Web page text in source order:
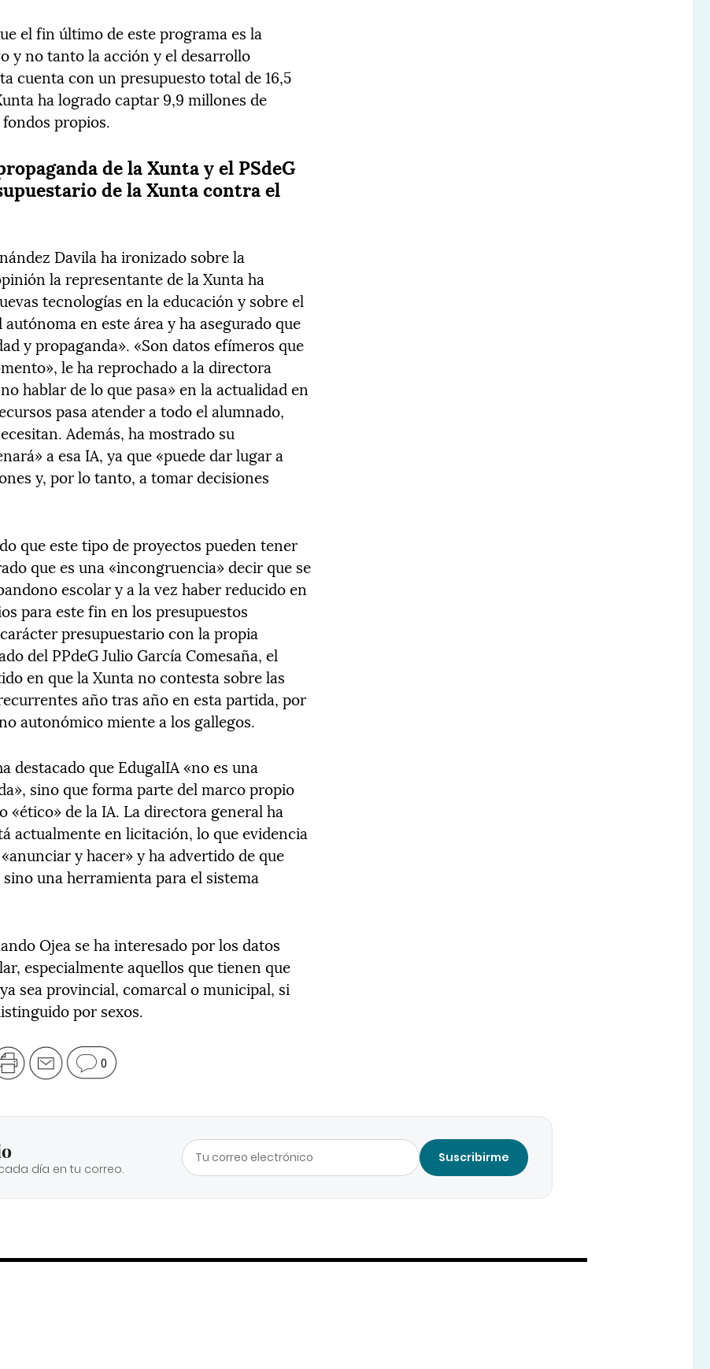
el fin último de este programa es la
y no tanto la acción y el desarrollo
cuenta con un presupuesto total de 16,5
ha logrado captar 9,9 millones de
propios.
de la Xunta y el PSdeG
de la Xunta contra el
Davila ha ironizado sobre la
la representante de la Xunta ha
tecnologías en la educación y sobre el
en este área y ha asegurado que
y propaganda». «Son datos efímeros que
le ha reprochado a la directora
hablar de lo que pasa» en la actualidad en
pasa atender a todo el alumnado,
Además, ha mostrado su
a esa IA, ya que «puede dar lugar a
y, por lo tanto, a tomar decisiones
que este tipo de proyectos pueden tener
que es una «incongruencia» decir que se
escolar y a la vez haber reducido en
para este fin en los presupuestos
presupuestario con la propia
del PPdeG Julio García Comesaña, el
en que la Xunta no contesta sobre las
año tras año en esta partida, por
autonómico miente a los gallegos.
destacado que EdugalIA «no es una
sino que forma parte del marco propio
«ético» de la IA. La directora general ha
actualmente en licitación, lo que evidencia
y hacer» y ha advertido de que
una herramienta para el sistema
Ojea se ha interesado por los datos
especialmente aquellos que tienen que
sea provincial, comarcal o municipal, si
por sexos.
0
día en tu correo.
Suscribirme